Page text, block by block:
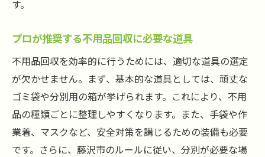
す。
プロが推奨する不用品回収に必要な道具
不用品回収を効率的に行うためには、適切な道具の選定
が欠かせません。まず、基本的な道具としては、頑丈な
ゴミ袋や分別用の箱が挙げられます。これにより、不用
品の種類ごとに整理しやすくなります。また、手袋や作
業着、マスクなど、安全対策を講じるための装備も必要
です。さらに、藤沢市のルールに従い、分別が必要な場